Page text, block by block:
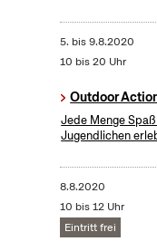
5. bis9.8.2020
10 bis 20 Uhr
Outdoor
Jede Menge
Jugendlichen
8.8.2020
10 bis 12 Uhr
Eintritt frei